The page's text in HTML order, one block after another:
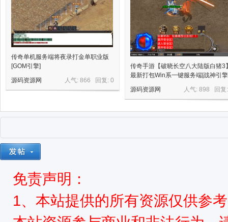
传奇单机服务端将夜录打金单职业版
[GOM引擎]
人气: 866 回复: 0
源码资源网
传奇手游【破晓长空八大陆版白猪3
最新打包Win系一键服务端[战神引
人气: 898 回
源码资源网
免责声明：
1、本站提供的所有资源仅供参